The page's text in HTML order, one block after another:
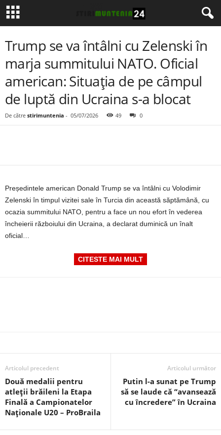
Trump se va întâlni cu Zelenski în
marja summitului NATO. Oficial
american: Situația de pe câmpul
de luptă din Ucraina s-a blocat
De către stirimuntenia - 05/07/2026 49 0
Președintele american Donald Trump se va întâlni cu Volodimir
Zelenski în timpul vizitei sale în Turcia din această săptămână, cu
ocazia summitului NATO, pentru a face un nou efort în vederea
încheierii războiului din Ucraina, a declarat duminică un înalt
oficial…
CITESTE MAI MULT
Articolul precedent
Două medalii pentru
atleții brăileni la Etapa
Finală a Campionatelor
Naționale U20 – ProBraila
Articolul următor
Putin l-a sunat pe Trump
să se laude că “avansează
cu încredere” în Ucraina